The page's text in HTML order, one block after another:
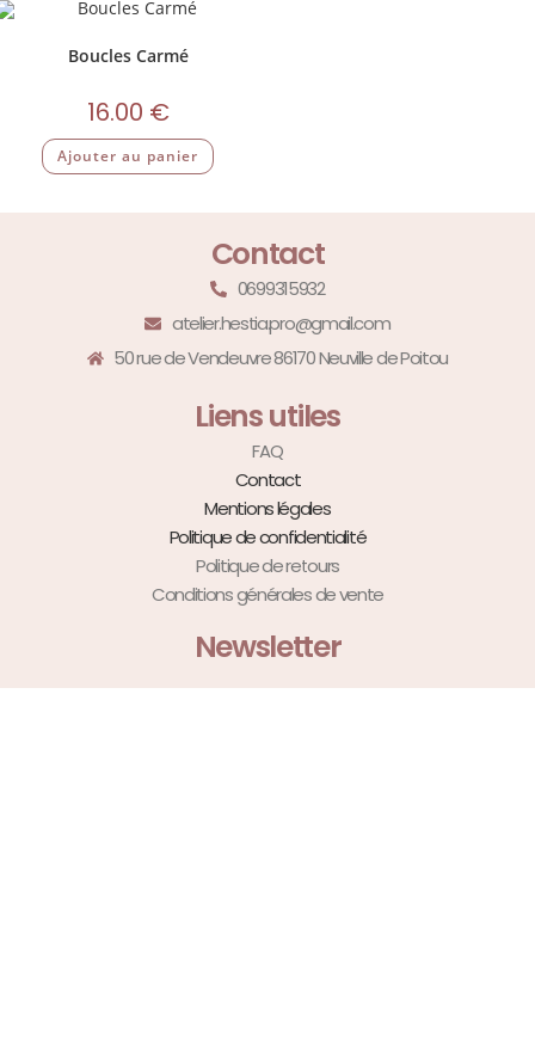
Boucles Carmé
16.00 €
Ajouter au panier
Contact
0699315932
atelier.hestia.pro@gmail.com
50 rue de Vendeuvre 86170 Neuville de Poitou
Liens utiles
FAQ
Contact
Mentions légales
Politique de confidentialité
Politique de retours
Conditions générales de vente
Newsletter